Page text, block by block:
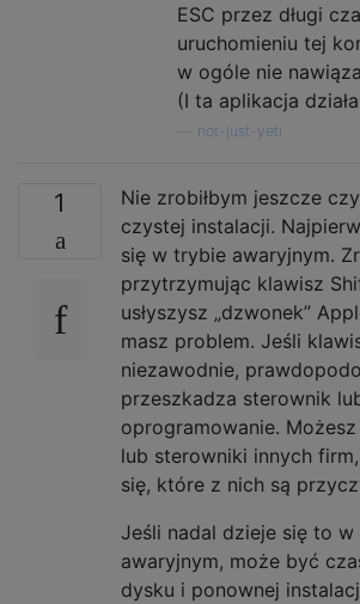
ESC przez długi
uruchomieniu tej
w ogóle nie
(I ta aplikacja
not-just-yeti
1
Nie zrobiłbym jeszcze
czystej instalacji.
się w trybie awaryjnym.
przytrzymując klawisz
usłyszysz „dzwonek”
masz problem. Jeśli
niezawodnie,
przeszkadza sterownik
oprogramowanie.
lub sterowniki innych
się, które z nich są
Jeśli nadal dzieje się to
awaryjnym, może być
dysku i ponownej